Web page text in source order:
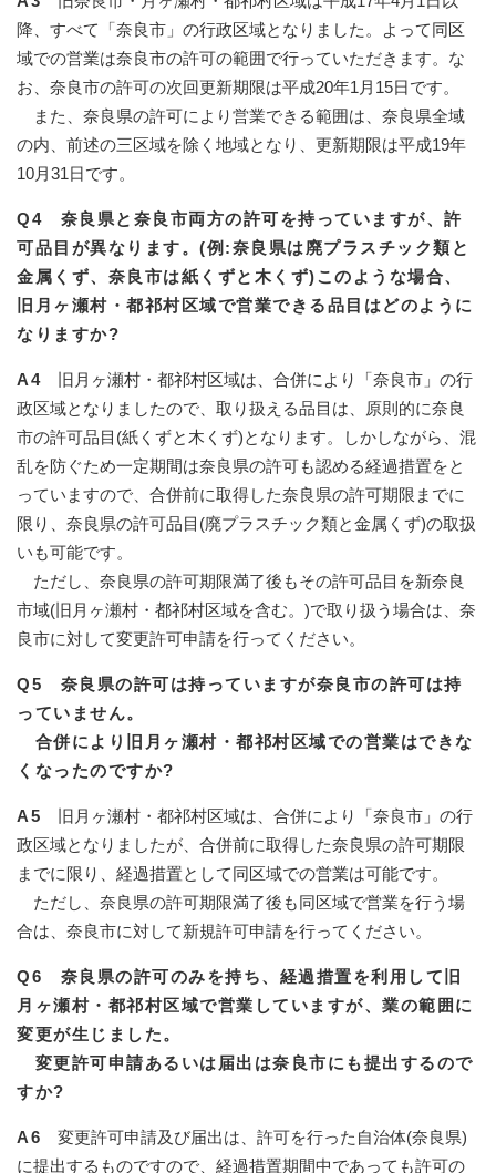
降、すべて「奈良市」の行政区域となりました。よって同区
域での営業は奈良市の許可の範囲で行っていただきます。な
お、奈良市の許可の次回更新期限は平成20年1月15日です。
また、奈良県の許可により営業できる範囲は、奈良県全域
の内、前述の三区域を除く地域となり、更新期限は平成19年
10月31日です。
Q4 奈良県と奈良市両方の許可を持っていますが、許
可品目が異なります。(例:奈良県は廃プラスチック類と
金属くず、奈良市は紙くずと木くず)このような場合、
旧月ヶ瀬村・都祁村区域で営業できる品目はどのように
なりますか?
A4 旧月ヶ瀬村・都祁村区域は、合併により「奈良市」の行
政区域となりましたので、取り扱える品目は、原則的に奈良
市の許可品目(紙くずと木くず)となります。しかしながら、混
乱を防ぐため一定期間は奈良県の許可も認める経過措置をと
っていますので、合併前に取得した奈良県の許可期限までに
限り、奈良県の許可品目(廃プラスチック類と金属くず)の取扱
いも可能です。
ただし、奈良県の許可期限満了後もその許可品目を新奈良
市域(旧月ヶ瀬村・都祁村区域を含む。)で取り扱う場合は、奈
良市に対して変更許可申請を行ってください。
Q5 奈良県の許可は持っていますが奈良市の許可は持
っていません。
合併により旧月ヶ瀬村・都祁村区域での営業はできな
くなったのですか?
A5 旧月ヶ瀬村・都祁村区域は、合併により「奈良市」の行
政区域となりましたが、合併前に取得した奈良県の許可期限
までに限り、経過措置として同区域での営業は可能です。
ただし、奈良県の許可期限満了後も同区域で営業を行う場
合は、奈良市に対して新規許可申請を行ってください。
Q6 奈良県の許可のみを持ち、経過措置を利用して旧
月ヶ瀬村・都祁村区域で営業していますが、業の範囲に
変更が生じました。
変更許可申請あるいは届出は奈良市にも提出するので
すか?
A6 変更許可申請及び届出は、許可を行った自治体(奈良県)
に提出するものですので、経過措置期間中であっても許可の